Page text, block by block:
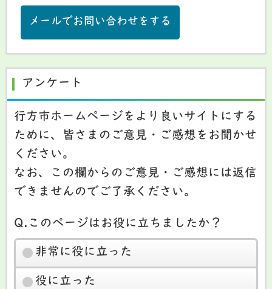
メールでお問い合わせをする
アンケート
行方市ホームページをより良いサイトにする
ために、皆さまのご意見・ご感想をお聞かせ
ください。
なお、この欄からのご意見・ご感想には返信
できませんのでご了承ください。
Q.このページはお役に立ちましたか？
非常に役に立った
役に立った